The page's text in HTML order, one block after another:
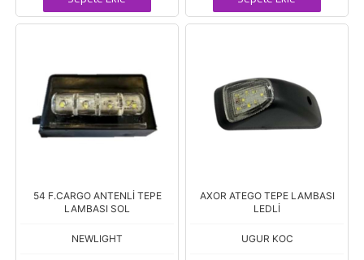
54 F.CARGO ANTENLİ TEPE
LAMBASI SOL
NEWLIGHT
AXOR ATEGO TEPE LAMBASI
LEDLİ
UGUR KOC